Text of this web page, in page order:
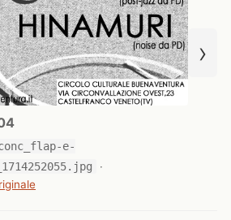
e-
·
›